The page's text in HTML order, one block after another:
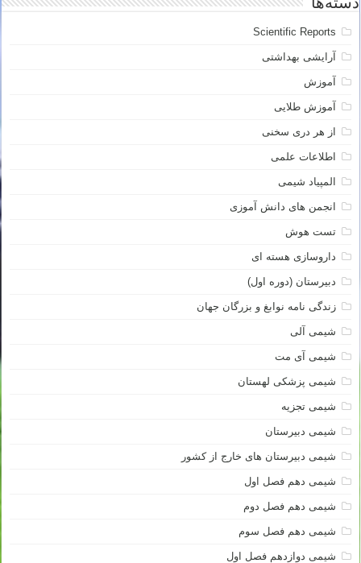
دسته‌ها
Scientific Reports
آرایشی بهداشتی
آموزش
آموزش طلایی
از هر دری سخنی
اطلاعات علمی
المپیاد شیمی
انجمن های دانش آموزی
تست هوش
داروسازی هسته ای
دبیرستان (دوره اول)
زندگی نامه نوابغ و بزرگان جهان
شیمی آلی
شیمی آی مت
شیمی پزشکی لهستان
شیمی تجزیه
شیمی دبیرستان
شیمی دبیرستان های خارج از کشور
شیمی دهم فصل اول
شیمی دهم فصل دوم
شیمی دهم فصل سوم
شیمی دوازدهم فصل اول